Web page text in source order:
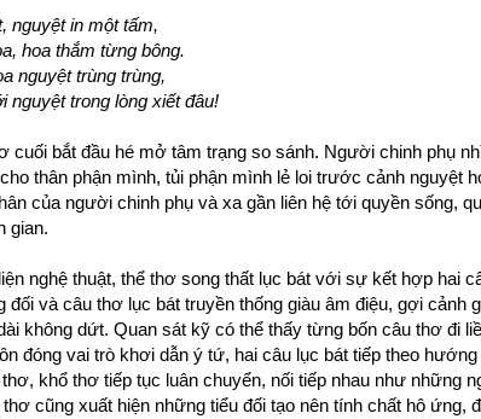
nguyệt in một tấm,
hoa thắm từng bông.
nguyệt trùng trùng,
nguyệt trong lòng xiết đâu!
cuối bắt đầu hé mở tâm trạng so sánh. Người chinh phụ
thân phận mình, tủi phận mình lẻ loi trước cảnh nguyệt
của người chinh phụ và xa gần liên hệ tới quyền sống,
gian.
nghệ thuật, thể thơ song thất lục bát với sự kết hợp hai
đối và câu thơ lục bát truyền thống giàu âm điệu, gợi cảnh
không dứt. Quan sát kỹ có thể thấy từng bốn câu thơ đi
đóng vai trò khơi dẫn ý tứ, hai câu lục bát tiếp theo
khổ thơ tiếp tục luân chuyển, nối tiếp nhau như những
cũng xuất hiện những tiểu đối tạo nên tính chất hô ứng,